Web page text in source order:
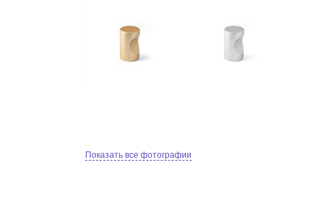
Показать все фотографии